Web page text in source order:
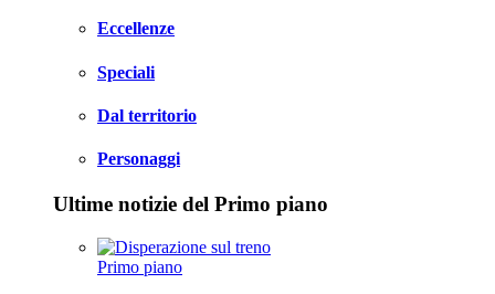
Eccellenze
Speciali
Dal territorio
Personaggi
Ultime notizie del Primo piano
Primo piano